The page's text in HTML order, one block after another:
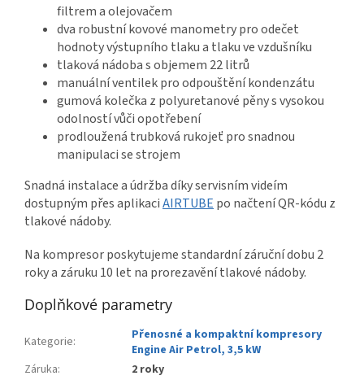
filtrem a olejovačem
dva robustní kovové manometry pro odečet
hodnoty výstupního tlaku a tlaku ve vzdušníku
tlaková nádoba s objemem 22 litrů
manuální ventilek pro odpouštění kondenzátu
gumová kolečka z polyuretanové pěny s vysokou
odolností vůči opotřebení
prodloužená trubková rukojeť pro snadnou
manipulaci se strojem
Snadná instalace a údržba díky servisním videím
dostupným přes aplikaciAIRTUBE po načtení QR-kódu z
tlakové nádoby.
Na kompresor poskytujeme standardní záruční dobu 2
roky a záruku 10 let na prorezavění tlakové nádoby.
Doplňkové parametry
Kategorie:
Přenosné a kompaktní kompresory
Engine Air Petrol, 3,5 kW
Záruka:
2 roky